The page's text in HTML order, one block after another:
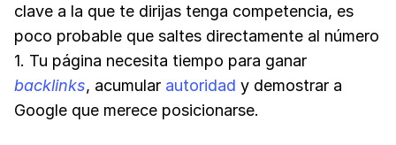
clave a la que te dirijas tenga competencia, es
poco probable que saltes directamente al número
1. Tu página necesita tiempo para ganar
backlinks, acumular autoridad y demostrar a
Google que merece posicionarse.